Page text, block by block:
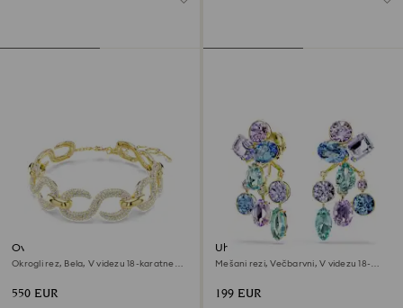
Ovratnica Dextera
Okrogli rez, Bela, V videzu 18-karatnega
550 EUR
Uhani Gema
Mešani rezi, Večbarvni, V videzu 18-
199 EUR